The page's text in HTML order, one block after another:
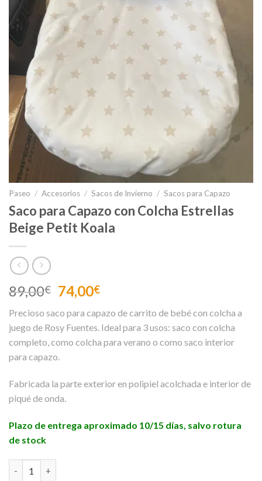
Paseo / Accesorios / Sacos de Invierno / Sacos para Capazo
Saco para Capazo con Colcha Estrellas
Beige Petit Koala
89,00€ El
precio
original
era:
89,00€.
74,00€El
actual
es:
74,00€.
Precioso saco para capazo de carrito de bebé con colcha a
juego de Rosy Fuentes. Ideal para 3 usos: saco con colcha
completo, como colcha para verano o como saco interior
para capazo.
Fabricada la parte exterior en polipiel acolchada e interior de
piqué de onda.
Plazo de entrega aproximado 10/15 días, salvo rotura
de stock